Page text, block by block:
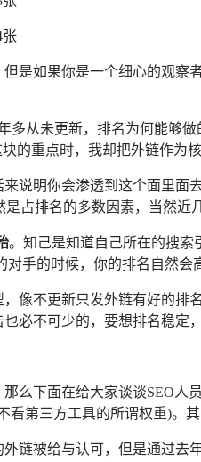
是如果你是一个细心的观
多从未更新，排名为何能够
的重点时，我却把外链作为
说明你会渗透到这个面里
占排名的多数因素，当然
。知己是知道自己所在的搜索
手的时候，你的排名自然会
像不更新只发外链有好的
必不可少的，要想排名稳定
么下面在给大家谈谈SEO
看第三方工具的所谓权重)。
链被给与认可，但是通过